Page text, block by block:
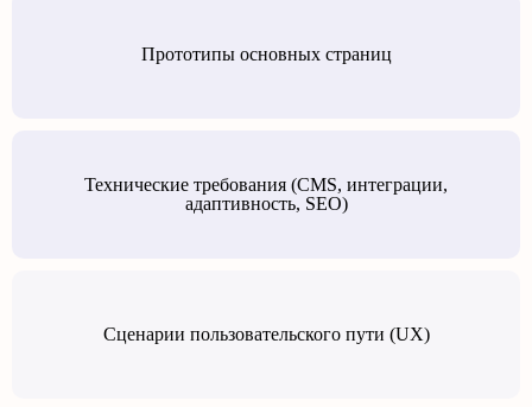
Прототипы основных страниц
Технические требования (CMS, интеграции,
адаптивность, SEO)
Сценарии пользовательского пути (UX)